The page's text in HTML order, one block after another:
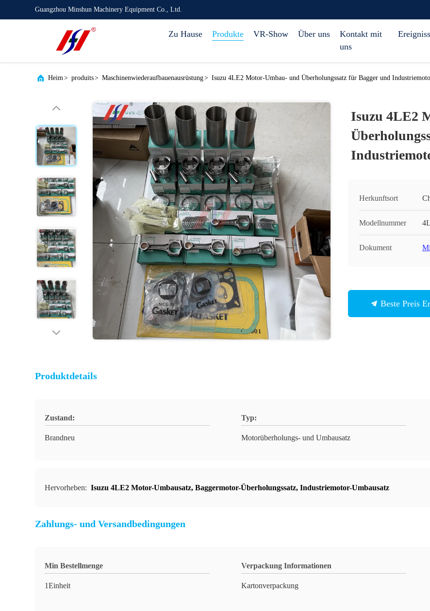
Guangzhou Minshun Machinery Equipment Co., Ltd.
Zu Hause Produkte VR-Show Über uns
Kontakt mit
uns
Heim> produits> Maschinenwiederaufbauenausrüstung> Isuzu 4LE2 Motor-Umbau- und Überholungssatz für Bagger und
Isuzu 4LE2
Herkunftsort
Modellnummer
Dokument
Beste Preis
Produktdetails
Zustand:
Brandneu
Typ:
Motorüberholungs- und Umbausatz
Hervorheben: Isuzu 4LE2 Motor-Umbausatz, Baggermotor-Überholungssatz, Industriemotor-Umbausatz
Zahlungs- und Versandbedingungen
Min Bestellmenge
1Einheit
Verpackung Informationen
Kartonverpackung